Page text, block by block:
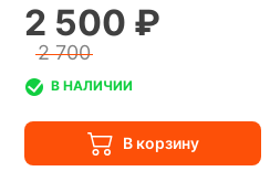
2 500 ₽
2 700
В НАЛИЧИИ